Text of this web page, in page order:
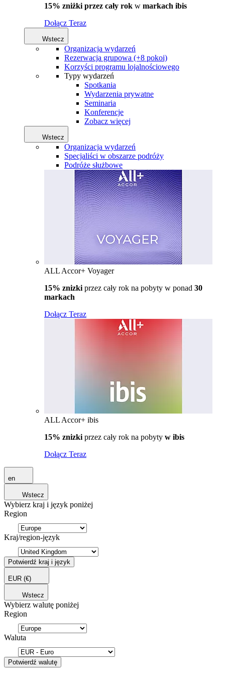
15% zniżki przez cały rok w markach ibis
Dołącz Teraz
Wstecz
Organizacja wydarzeń
Rezerwacja grupowa (+8 pokoi)
Korzyści programu lojalnościowego
Typy wydarzeń
Spotkania
Wydarzenia prywatne
Seminaria
Konferencje
Zobacz więcej
Wstecz
Organizacja wydarzeń
Specjaliści w obszarze podróży
Podróże służbowe
ALL Accor+ Voyager
15% znizki przez cały rok na pobyty w ponad 30
markach
Dołącz Teraz
ALL Accor+ ibis
15% znizki przez cały rok na pobyty w ibis
Dołącz Teraz
en
Wstecz
Wybierz kraj i język poniżej
Region
Kraj/region-język
Potwierdź kraj i język
EUR (€)
Wstecz
Wybierz walutę poniżej
Region
Waluta
Potwierdź walutę